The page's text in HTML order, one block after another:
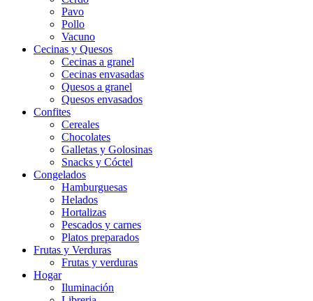
Pavo
Pollo
Vacuno
Cecinas y Quesos
Cecinas a granel
Cecinas envasadas
Quesos a granel
Quesos envasados
Confites
Cereales
Chocolates
Galletas y Golosinas
Snacks y Cóctel
Congelados
Hamburguesas
Helados
Hortalizas
Pescados y carnes
Platos preparados
Frutas y Verduras
Frutas y verduras
Hogar
Iluminación